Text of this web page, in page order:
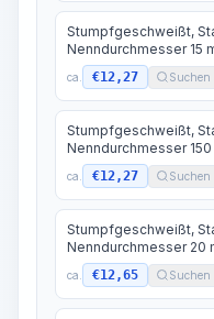
Stumpfgeschweißt,
Nenndurchmesser 15
ca. €12,27 Suchen
Stumpfgeschweißt,
Nenndurchmesser 150
ca. €12,27 Suchen
Stumpfgeschweißt,
Nenndurchmesser 20
ca. €12,65 Suchen